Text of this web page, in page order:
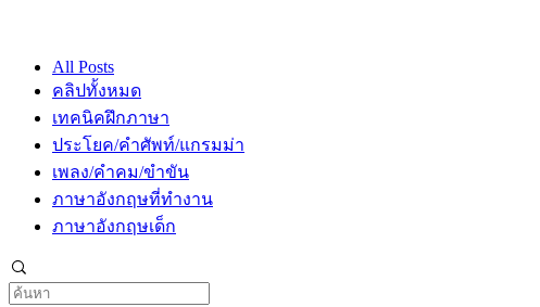
All Posts
คลิปทั้งหมด
เทคนิคฝึกภาษา
ประโยค/คำศัพท์/แกรมม่า
เพลง/คำคม/ขำขัน
ภาษาอังกฤษที่ทำงาน
ภาษาอังกฤษเด็ก